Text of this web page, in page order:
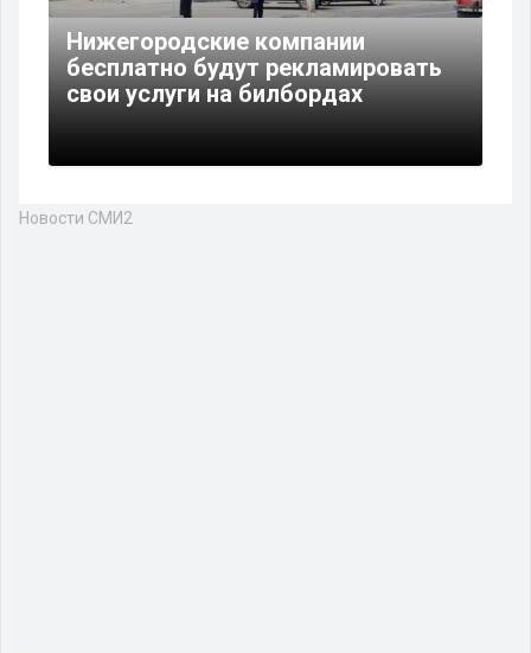
Нижегородские компании
бесплатно будут рекламировать
свои услуги на билбордах
Новости СМИ2